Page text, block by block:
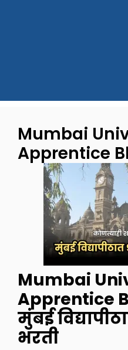
Mumbai
Apprentice
Mumbai
Apprentice
मुंबई
भरती